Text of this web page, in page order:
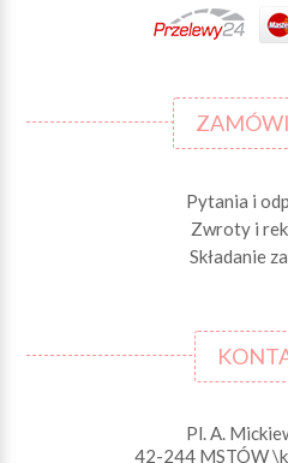
Pytania i
Zwroty i
Składanie
Pl. A.
42-244 MSTÓW